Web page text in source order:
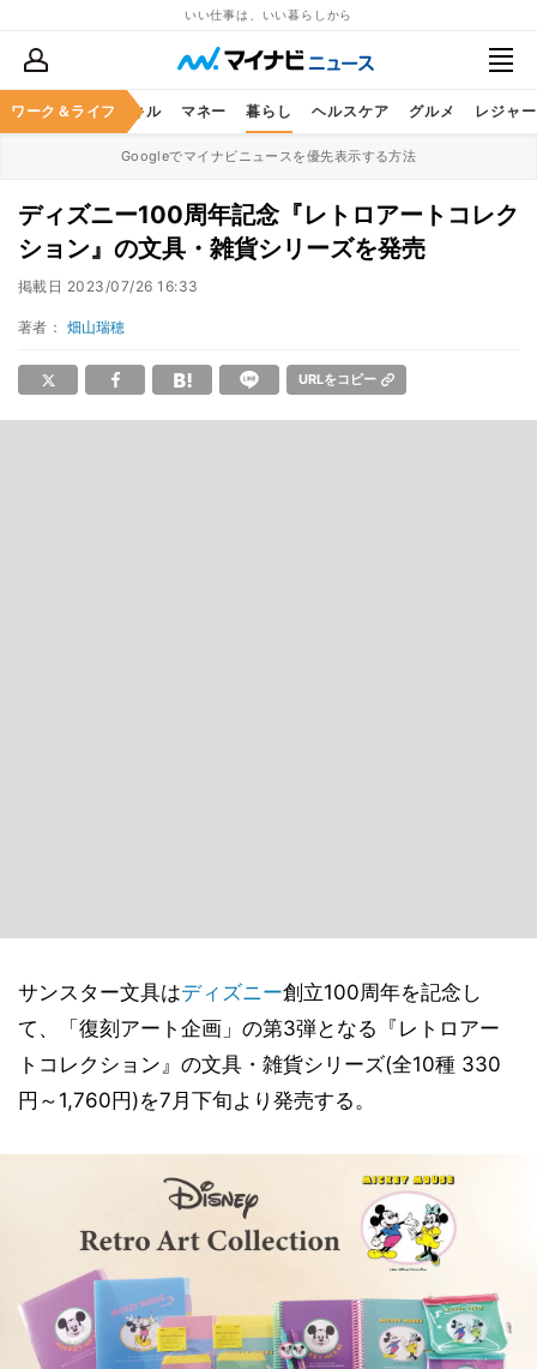
いい仕事は、いい暮らしから
ワーク＆ライフ
ア ビジネススキル マネー 暮らし ヘルスケア グルメ レジャー
Googleでマイナビニュースを優先表示する方法
ディズニー100周年記念『レトロアートコレク
ション』の文具・雑貨シリーズを発売
掲載日 2023/07/26 16:33
著者： 畑山瑞穂
URLをコピー
サンスター文具はディズニー創立100周年を記念し
て、「復刻アート企画」の第3弾となる『レトロアー
トコレクション』の文具・雑貨シリーズ(全10種 330
円～1,760円)を7月下旬より発売する。